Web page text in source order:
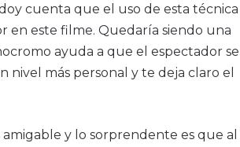
cuenta que el uso de esta técnica
en este filme. Quedaría siendo una
ayuda a que el espectador se
más personal y te deja claro el
y lo sorprendente es que al